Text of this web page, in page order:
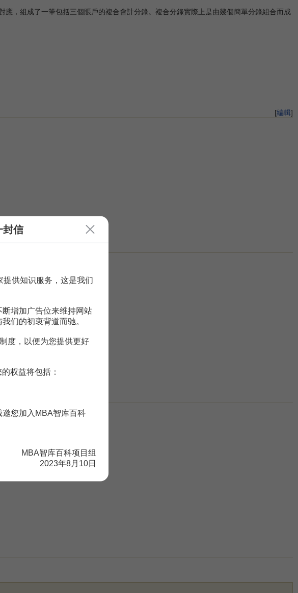
，組成了一筆包括三個賬戶的複合會計分錄。複合分錄實際上是由幾個簡單分錄組合而成
[編輯]
。
封信
供知识服务，这是我们
增加广告位来维持网站
们的初衷背道而驰。
度，以便为您提供更好
权益将包括：
您加入MBA智库百科
MBA智库百科项目组
2023年8月10日